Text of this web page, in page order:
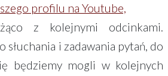
profilu na Youtube,
z kolejnymi odcinkami.
słuchania i zadawania pytań, do
będziemy mogli w kolejnych